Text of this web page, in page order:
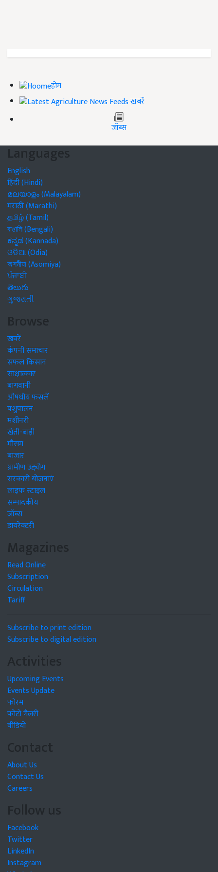
होम
ख़बरें
जॉब्स
Languages
English
हिंदी (Hindi)
മലയാളം (Malayalam)
मराठी (Marathi)
தமிழ் (Tamil)
বাঙালি (Bengali)
ಕನ್ನಡ (Kannada)
ଓଡିଆ (Odia)
অসমীয়া (Asomiya)
ਪੰਜਾਬੀ
తెలుగు
ગુજરાતી
Browse
खबरें
कंपनी समाचार
सफल किसान
साक्षात्कार
बागवानी
औषधीय फसलें
पशुपालन
मशीनरी
खेती-बाड़ी
मौसम
बाजार
ग्रामीण उद्द्योग
सरकारी योजनाएं
लाइफ स्टाइल
सम्पादकीय
जॉब्स
डायरेक्टरी
Magazines
Read Online
Subscription
Circulation
Tariff
Subscribe to print edition
Subscribe to digital edition
Activities
Upcoming Events
Events Update
फोरम
फोटो गैलरी
वीडियो
Contact
About Us
Contact Us
Careers
Follow us
Facebook
Twitter
LinkedIn
Instagram